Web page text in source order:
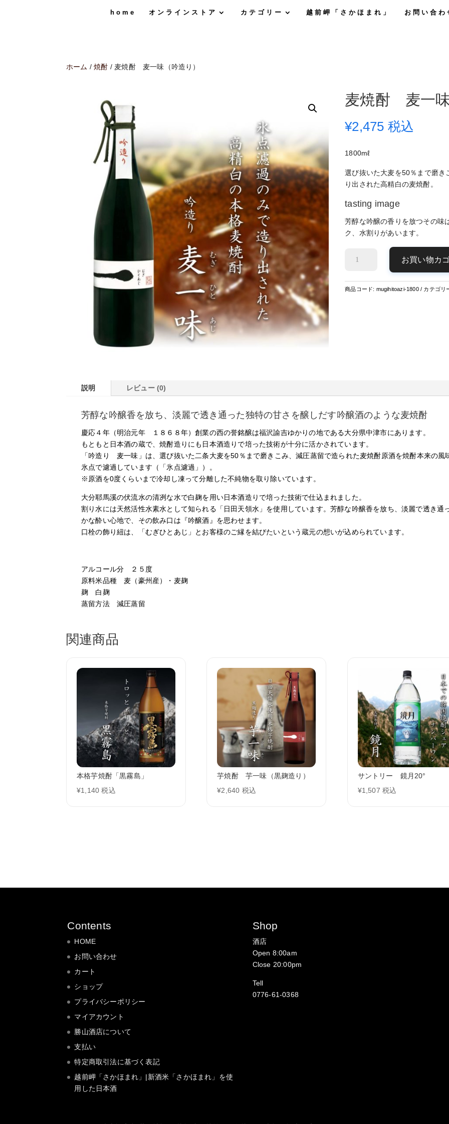
home オンラインストア カテゴリー 越前岬「さかほまれ」 お問い合わ
ホーム /焼酎 / 麦焼酎 麦一味（吟造り）
麦焼酎 麦一味
¥2,475 税込
1800mℓ
選び抜いた大麦を50％まで磨き
り出された高精白の麦焼酎。
tasting image
芳醇な吟醸の香りを放つその味
ク、水割りがあいます。
麦
お買い物カ
商品コード: mugihitoazi-1800 カテゴリ
説明 レビュー (0)
芳醇な吟醸香を放ち、淡麗で透き通った独特の甘さを醸しだす吟醸酒のような麦焼酎
慶応４年（明治元年 １８６８年）創業の西の誉銘醸は福沢諭吉ゆかりの地である大分県中津市にあります。
もともと日本酒の蔵で、焼酎造りにも日本酒造りで培った技術が十分に活かされています。
「吟造り 麦一味」は、選び抜いた二条大麦を50％まで磨きこみ、減圧蒸留で造られた麦焼酎原酒を焼酎本来の風
氷点で濾過しています（「氷点濾過」）。
※原酒を0度くらいまで冷却し凍って分離した不純物を取り除いています。
大分耶馬溪の伏流水の清冽な水で白麹を用い日本酒造りで培った技術で仕込まれました。
割り水には天然活性水素水として知られる「日田天領水」を使用しています。芳醇な吟醸香を放ち、淡麗で透き通
かな酔い心地で、その飲み口は『吟醸酒』を思わせます。
口栓の飾り紐は、「むぎひとあじ」とお客様のご縁を結びたいという蔵元の想いが込められています。
アルコール分 ２５度
原料米品種 麦（豪州産）・麦麹
麹 白麹
蒸留方法 減圧蒸留
関連商品
本格芋焼酎「黒霧島」
¥1,140 税込
芋焼酎 芋一味（黒麹造り）
¥2,640 税込
サントリー 鏡月20°
¥1,507 税込
Contents
HOME
お問い合わせ
カート
ショップ
プライバシーポリシー
マイアカウント
勝山酒店について
支払い
特定商取引法に基づく表記
越前岬「さかほまれ」|新酒米「さかほまれ」を使
用した日本酒
Shop
酒店
Open 8:00am
Close 20:00pm
Tell
0776-61-0368